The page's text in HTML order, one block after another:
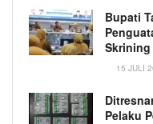
Bupati
Skrining
15 JULI
Pelaku